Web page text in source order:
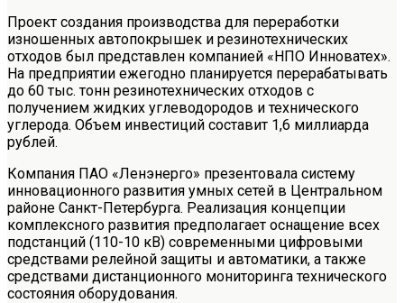
Проект создания производства для переработки
изношенных автопокрышек и резинотехнических
отходов был представлен компанией «НПО Инноватех».
На предприятии ежегодно планируется перерабатывать
до 60 тыс. тонн резинотехнических отходов с
получением жидких углеводородов и технического
углерода. Объем инвестиций составит 1,6 миллиарда
рублей.
Компания ПАО «Ленэнерго» презентовала систему
инновационного развития умных сетей в Центральном
районе Санкт-Петербурга. Реализация концепции
комплексного развития предполагает оснащение всех
подстанций (110-10 кВ) современными цифровыми
средствами релейной защиты и автоматики, а также
средствами дистанционного мониторинга технического
состояния оборудования.